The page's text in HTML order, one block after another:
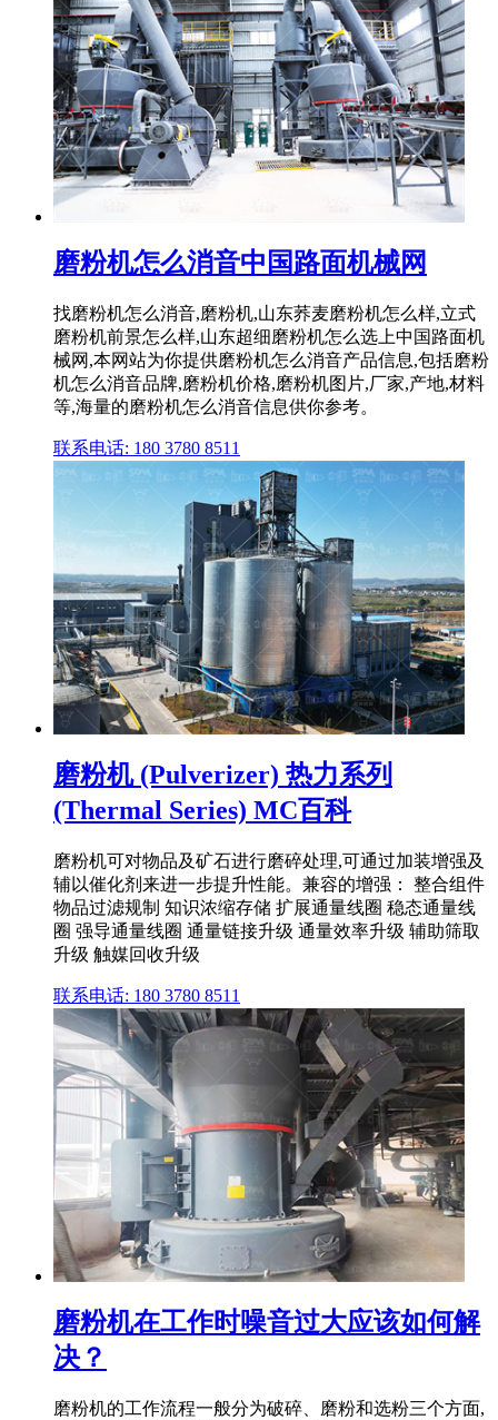
磨粉机怎么消音中国路面机械网
找磨粉机怎么消音,磨粉机,山东荞麦磨粉机怎么样,立式
磨粉机前景怎么样,山东超细磨粉机怎么选上中国路面机
械网,本网站为你提供磨粉机怎么消音产品信息,包括磨粉
机怎么消音品牌,磨粉机价格,磨粉机图片,厂家,产地,材料
等,海量的磨粉机怎么消音信息供你参考。
联系电话: 180 3780 8511
磨粉机 (Pulverizer) 热力系列
(Thermal Series) MC百科
磨粉机可对物品及矿石进行磨碎处理,可通过加装增强及
辅以催化剂来进一步提升性能。兼容的增强： 整合组件
物品过滤规制 知识浓缩存储 扩展通量线圈 稳态通量线
圈 强导通量线圈 通量链接升级 通量效率升级 辅助筛取
升级 触媒回收升级
联系电话: 180 3780 8511
磨粉机在工作时噪音过大应该如何解
决？
磨粉机的工作流程一般分为破碎、磨粉和选粉三个方面,